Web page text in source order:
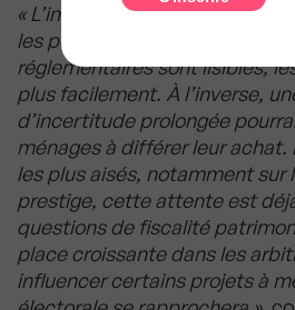
« L’immobilier est un marché
les perspectives économiques,
réglementaires sont lisibles,
plus facilement. À l’inverse,
d’incertitude prolongée
ménages à différer leur achat.
les plus aisés, notamment sur
prestige, cette attente est
questions de fiscalité
place croissante dans les
influencer certains projets à